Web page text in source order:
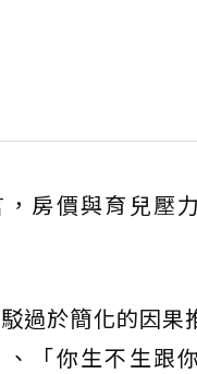
房價與育兒壓
過於簡化的因
「你生不生跟